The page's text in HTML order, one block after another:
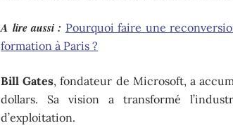
A lire aussi : Pourquoi faire une
formation à Paris ?
Bill Gates, fondateur de Microsoft, a
dollars. Sa vision a transformé
d’exploitation.